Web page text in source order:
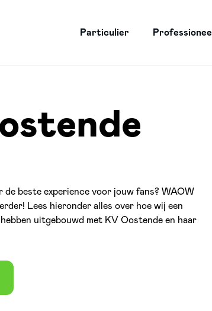
Particulier Professioneel
de beste experience voor jouw fans? WAOW
Lees hieronder alles over hoe wij een
uitgebouwd met KV Oostende en haar